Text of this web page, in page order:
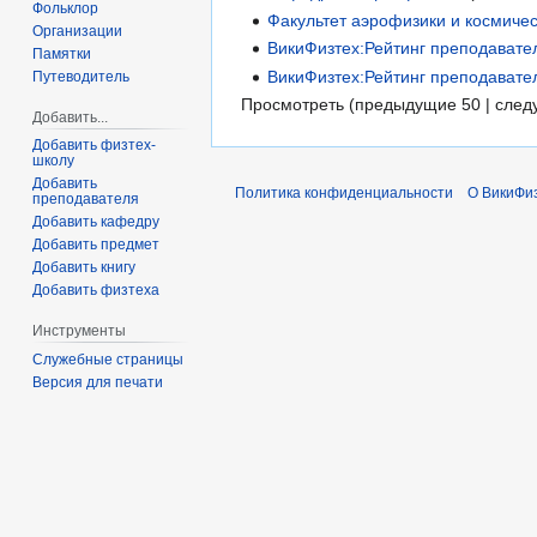
Факультет аэрофизики и
ВикиФизтех:Рейтинг
ВикиФизтех:Рейтинг
Просмотреть (предыдущие 50 |
Фольклор
Организации
Памятки
Путеводитель
Добавить...
Добавить физтех-
школу
Добавить
преподавателя
Добавить кафедру
Добавить предмет
Добавить книгу
Добавить физтеха
Инструменты
Служебные страницы
Версия для печати
Политика конфиденциальности О